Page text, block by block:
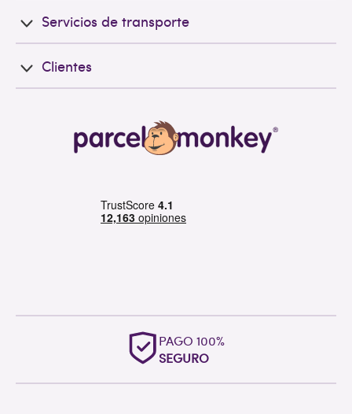
Servicios de transporte
Clientes
PAGO 100%
SEGURO